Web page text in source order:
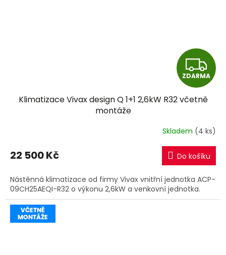
Z
D
A
R
M
A
ZDARMA
Klimatizace Vivax design Q 1+1 2,6kW R32 včetně
montáže
Skladem (4 ks)
22 500 Kč Do košíku
Nástěnná klimatizace od firmy Vivax vnitřní jednotka ACP-
09CH25AEQI-R32 o výkonu 2,6kW a venkovní jednotka.